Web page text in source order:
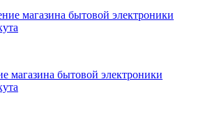
магазина бытовой электроники